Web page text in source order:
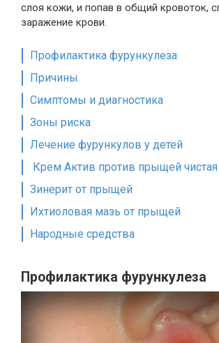
слоя кожи, и попав в общий кровоток,
заражение крови.
Профилактика фурункулеза
Причины
Симптомы и диагностика
Зоны риска
Лечение фурункулов у детей
Крем Актив против прыщей
Зинерит от прыщей
Ихтиоловая мазь от прыщей
Народные средства
Профилактика фурункулеза